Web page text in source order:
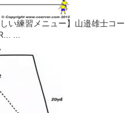
しい練習メニュー】山邉雄士コー
...